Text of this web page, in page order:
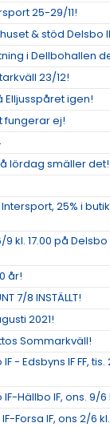
25-29/11!
& stöd Delsbo
i Dellbohallen
23/12!
Elljusspåret igen!
fungerar ej!
lördag smäller det!
25% i
kl. 17.00 på Delsbo
år!
7/8 INSTÄLLT!
2021!
Sommarkväll!
- Edsbyns IF FF, tis.
Hällbo IF, ons. 9/6
Forsa IF, ons 2/6 kl.